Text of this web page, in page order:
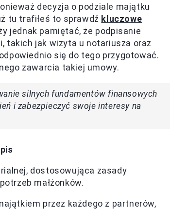
decyzja o podziale majątku
tu trafiłeś to sprawdź kluczowe
jednak pamiętać, że podpisanie
takich jak wizyta u notariusza oraz
się do tego przygotować.
zawarcia takiej umowy.
silnych fundamentów finansowych
i zabezpieczyć swoje interesy na
dostosowująca zasady
małżonków.
przez każdego z partnerów,